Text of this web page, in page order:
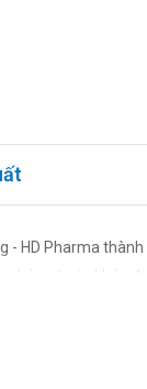
- HD Pharma
bảo vệ sức khỏe